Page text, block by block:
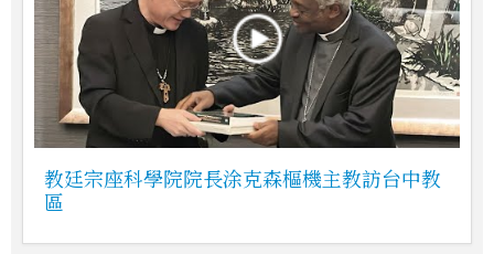
教廷宗座科學院院長涂克森樞機主教訪台中教
區